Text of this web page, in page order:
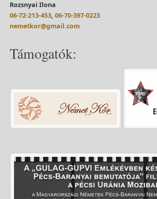
Rozsnyai Ilona
06-72-213-453, 06-70-397-0223
nemetkor@gmail.com
Támogatók: